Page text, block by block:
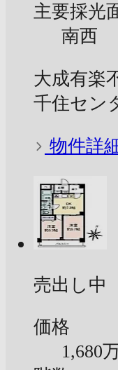
主要採光
南西
大成有楽
千住セン
物件詳
売出し中
価格
1,680